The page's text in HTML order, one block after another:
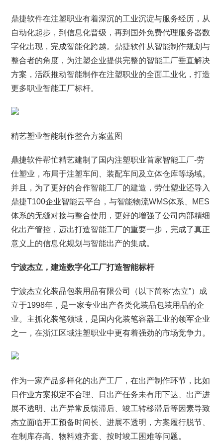
鼎捷软件在注塑职业有着深沉的工业沉淀与服务经历，从
自动化起步，到信息化晋级，再到国外免费代理服务器数
字化出现，完成智能化跨越。鼎捷软件从智能制作规划与
整合者的角度，为注塑企业提供完整的智能工厂垂直解决
方案，活跃推动智能制作在注塑职业的全面工业化，打造
更多职业智能工厂标杆。
精艺塑业智能制作整合方案蓝图
鼎捷软件帮忙精艺建制了国内注塑职业首家智能工厂-劳
仕塑业，布局于注塑车间、装配车间及立体仓库等场域。
并且，为了更好的合作智能工厂的建造，劳仕塑业还导入
鼎捷T100企业智能云平台，与智能物流WMS体系、MES
体系的无缝对接与整合使用，更好的增强了公司内部精细
化出产管控，迈出打造智能工厂的重要一步，完成了真正
意义上的信息化规划与智能出产的集成。
宁波杰立，建造数字化工厂打造智能标杆
宁波杰立化装品包装用品有限公司（以下简称“杰立”）成
立于1998年，是一家专业出产各类化装品包装用品的企
业。主抓化装笔领域，是国内化装笔容器工业的领军企业
之一，在浙江区域注塑职业中更有着强劲的市场竞争力。
作为一家产品多样化的出产工厂，在出产制作环节，比如
日作业方案拟定不合理、日出产任务未有用下达、出产进
展不透明、出产异常反馈滞后、竣工转移滞后等因素导致
杰立面临开工预备时间长、进展不透明，方案履行脱节、
在制库存高、物料难齐套、按时竣工困难等问题。